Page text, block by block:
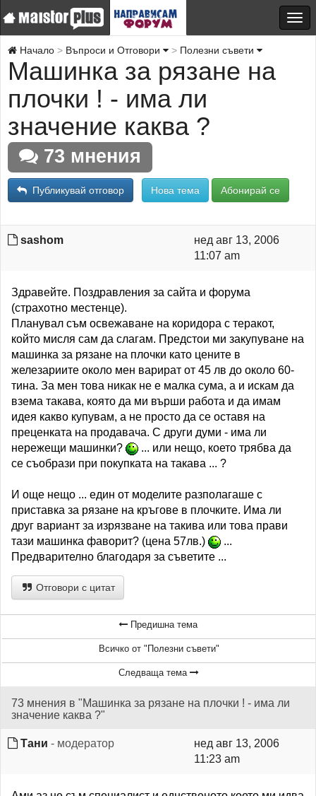
Начало Въпроси и Отговори Полезни съвети
Машинка за рязане на
плочки ! - има ли
значение каква ?
73 мнения
Публикувай отговор Нова тема Абонирай се
sashom
нед авг 13, 2006
11:07 am
Здравейте. Поздравления за сайта и форума
(страхотно местенце).
Планувал съм освежаване на коридора с теракот,
който мисля сам да слагам. Предстои ми закупуване на
машинка за рязане на плочки като цените в
железариите около мен варират от 45 лв до около 60-
тина. За мен това никак не е малка сума, а и искам да
взема такава, която да ми върши работа и да имам
идея какво купувам, а не просто да се оставя на
преценката на продавача. С други думи - има ли
нережещи машинки?
... или нещо, което трябва да
се съобрази при покупката на такава ... ?
И още нещо ... един от моделите разполагаше с
приставка за рязане на кръгове в плочките. Има ли
друг вариант за изрязване на такива или това прави
тази машинка фаворит? (цена 57лв.)
...
Предварително благодаря за съветите ...
Отговори с цитат
Предишна тема
Всичко от "Полезни съвети"
Следваща тема
73 мнения в "Машинка за рязане на плочки ! - има ли
значение каква ?"
Тани - модератор
нед авг 13, 2006
11:23 am